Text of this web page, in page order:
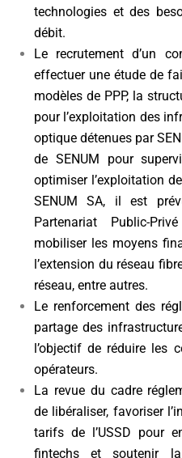
technologies et des
débit.
Le recrutement d’un
effectuer une étude de
modèles de PPP, la
pour l’exploitation des
optique détenues par
de SENUM pour
optimiser l’exploitation
SENUM SA, il est
Partenariat Public-
mobiliser les moyens
l’extension du réseau
réseau, entre autres.
Le renforcement des
partage des
l’objectif de réduire les
opérateurs.
La revue du cadre
de libéraliser, favoriser
tarifs de l’USSD pour
fintechs et soutenir